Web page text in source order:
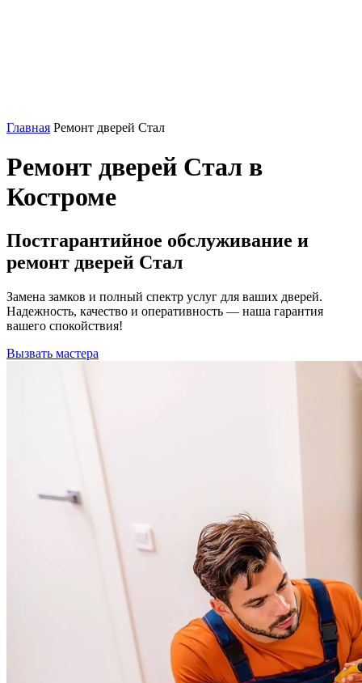
Главная Ремонт дверей Стал
Ремонт дверей Стал в
Костроме
Постгарантийное обслуживание и
ремонт дверей Стал
Замена замков и полный спектр услуг для ваших дверей.
Надежность, качество и оперативность — наша гарантия
вашего спокойствия!
Вызвать мастера